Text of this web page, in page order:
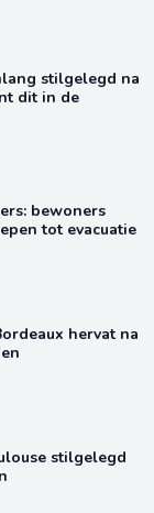
stilgelegd na
dit in de
bewoners
tot evacuatie
hervat na
stilgelegd